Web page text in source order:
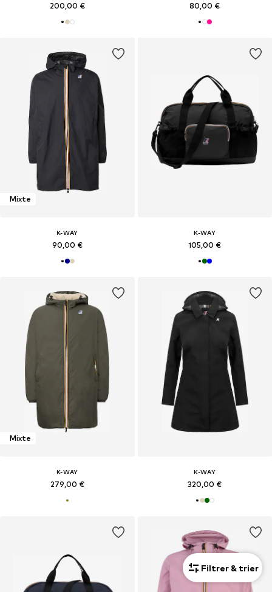
200,00 € 80,00 €
Mixte
K-WAY
90,00 €
K-WAY
105,00 €
Mixte
K-WAY
279,00 €
K-WAY
320,00 €
Filtrer & trier